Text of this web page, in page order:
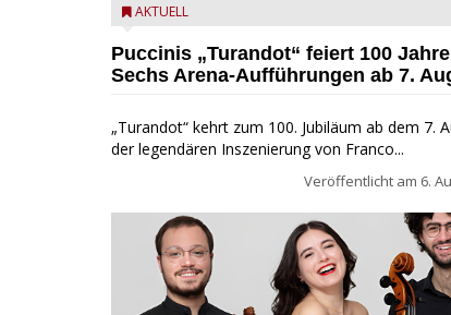
Turandot in der Arena von Verona - Ennevi für
AKTUELL
Puccinis „Turandot“ feiert 100
Sechs Arena-Aufführungen ab 7.
„Turandot“ kehrt zum 100. Jubiläum ab dem 7.
der legendären Inszenierung von Franco...
Veröffentlicht am 6.